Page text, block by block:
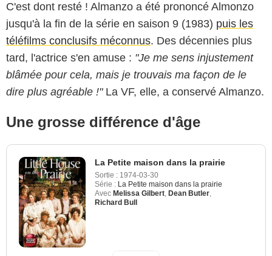
C'est dont resté ! Almanzo a été prononcé Almonzo
jusqu'à la fin de la série en saison 9 (1983) puis les
téléfilms conclusifs méconnus. Des décennies plus
tard, l'actrice s'en amuse : "Je me sens injustement
blâmée pour cela, mais je trouvais ma façon de le
dire plus agréable !"La VF, elle, a conservé Almanzo.
Une grosse différence d'âge
La Petite maison dans la prairie
Sortie : 1974-03-30
Série : La Petite maison dans la prairie
Avec Melissa Gilbert, Dean Butler,
Richard Bull